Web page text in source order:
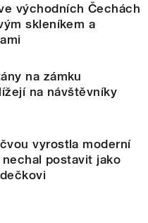
východních Čechách
skleníkem a
na zámku
na návštěvníky
vyrostla moderní
postavit jako